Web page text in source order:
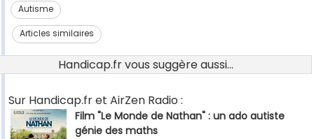
Autisme
Articles similaires
Handicap.fr vous suggère aussi...
Sur Handicap.fr et AirZen Radio :
Film "Le Monde de Nathan" : un ado autiste
génie des maths